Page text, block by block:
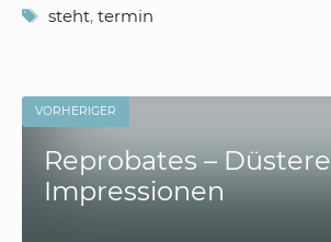
Schlagwörter
steht, termin
VORHERIGER
Reprobates – Düstere
Impressionen